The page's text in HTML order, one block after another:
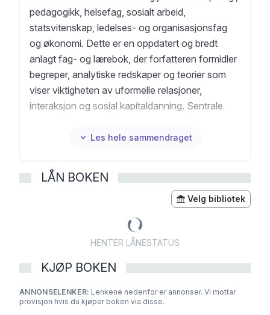
pedagogikk, helsefag, sosialt arbeid,
statsvitenskap, ledelses- og organisasjonsfag
og økonomi. Dette er en oppdatert og bredt
anlagt fag- og lærebok, der forfatteren formidler
begreper, analytiske redskaper og teorier som
viser viktigheten av uformelle relasjoner,
interaksjon og sosial kapitaldanning. Sentrale
nettverk og sosial kapital etableres,
betyr for helse og livskvalitet, jobbsøking og
karriereutvikling. Boka viser også hvorfor sosial
kapital er avgjørende for hvordan organisasjoner
fungerer. Denne utgaven bygger på en tidligere
utgave av Inge Bø og Per Morten Schiefloe
(2007). Boka er oppdatert og utvidet med
grunnlag i nyere forskning, og det er lagt mer
sosiale medier. Per Morten Schiefloe er
professor ved Institutt for sosiologi og
Les hele sammendraget
LÅN BOKEN
Velg bibliotek
HENTER LÅNESTATUS
KJØP BOKEN
ANNONSELENKER: Lenkene nedenfor er annonser. Vi mottar
provisjon hvis du kjøper boken via disse.